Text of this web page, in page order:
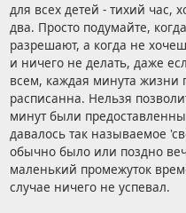
для всех детей - тихий час,
два. Просто подумайте,
разрешают, а когда не
и ничего не делать, даже
всем, каждая минута жизни
расписанна. Нельзя
минут были
давалось так называемое
обычно было или поздно
маленький промежуток
случае ничего не успевал.